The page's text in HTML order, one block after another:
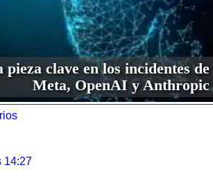
clave en los incidentes de
Meta, OpenAI y Anthropic
14:27